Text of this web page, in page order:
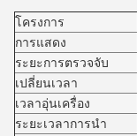
โครงการ
การแสดง
ระยะการตรวจจับ
เปลี่ยนเวลา
เวลาอุ่นเครื่อง
ระยะเวลาการนํา